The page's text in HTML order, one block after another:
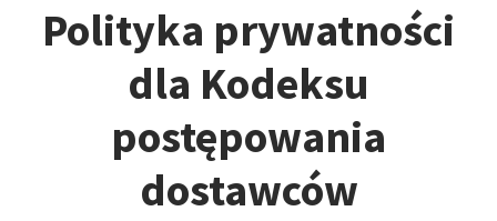
Polityka prywatności
dla Kodeksu
postępowania
dostawców